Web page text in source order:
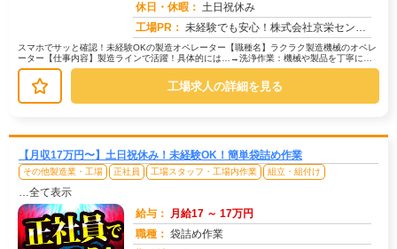
休日・休暇： 土日祝休み
工場PR： 未経験でも安心！株式会社京栄センターで新しい一歩を踏み出しませんか？☆赴任費用は100％サポート！給料日までのお金...
スマホでサッと確認！未経験OKの製造オペレーター【職種名】ラクラク製造機械のオペレ
ーター【仕事内容】製造ラインで活躍！具体的には…→洗浄作業：機械や製品を丁寧に洗
浄します。→目視検査：製品にキズ...
工場求人の詳細を見る
【月収17万円〜】土日祝休み！未経験OK！簡単袋詰め作業
その他製造業・工場 正社員 工場スタッフ・工場内作業 組立・組付け
…全て表示
給与： 月給17 ～ 17万円
職種： 袋詰め作業